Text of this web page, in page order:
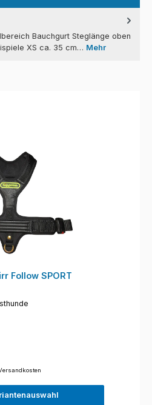
Bauchgurt Steglänge oben
XS ca. 35 cm… Mehr
Follow SPORT